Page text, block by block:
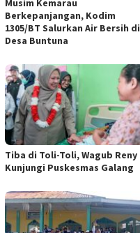
Musim Kemarau
Berkepanjangan, Kodim
1305/BT Salurkan Air Bersih di
Desa Buntuna
Tiba di Toli-Toli, Wagub Reny
Kunjungi Puskesmas Galang